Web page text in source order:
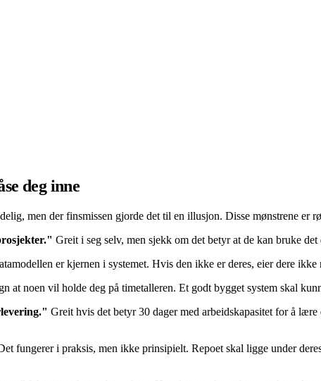
deg inne
men der finsmissen gjorde det til en illusjon. Disse mønstrene er
Greit i seg selv, men sjekk om det betyr at de kan bruke
er kjernen i systemet. Hvis den ikke er deres, eier dere ikke
at noen vil holde deg på timetalleren. Et godt bygget system skal
Greit hvis det betyr 30 dager med arbeidskapasitet for å
fungerer i praksis, men ikke prinsipielt. Repoet skal ligge under